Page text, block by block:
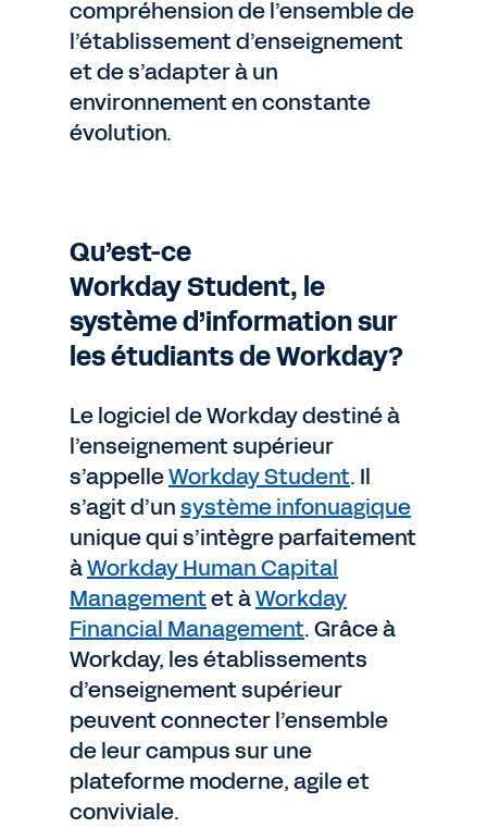
compréhension de l’ensemble de
l’établissement d’enseignement
et de s’adapter à un
environnement en constante
évolution.
Qu’est-ce
Workday Student, le
système d’information sur
les étudiants de Workday?
Le logiciel de Workday destiné à
l’enseignement supérieur
s’appelleWorkday Student. Il
s’agit d’unsystème infonuagique
unique qui s’intègre parfaitement
àWorkday Human Capital
Managementet àWorkday
Financial Management. Grâce à
Workday, les établissements
d’enseignement supérieur
peuvent connecter l’ensemble
de leur campus sur une
plateforme moderne, agile et
conviviale.